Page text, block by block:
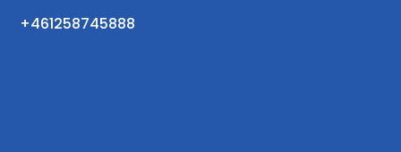
+461258745888